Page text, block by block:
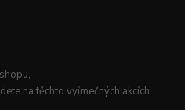
na těchto vyímečných akcích: